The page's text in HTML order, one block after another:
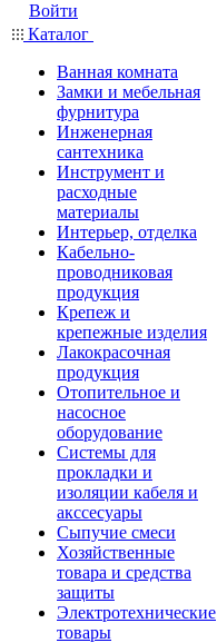
Войти
Каталог
Ванная комната
Замки и мебельная
фурнитура
Инженерная
сантехника
Инструмент и
расходные
материалы
Интерьер, отделка
Кабельно-
проводниковая
продукция
Крепеж и
крепежные изделия
Лакокрасочная
продукция
Отопительное и
насосное
оборудование
Системы для
прокладки и
изоляции кабеля и
акссесуары
Сыпучие смеси
Хозяйственные
товара и средства
защиты
Электротехнические
товары